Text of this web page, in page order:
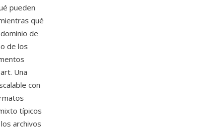
pueden
qué
de
de los
Una
con
típicos
archivos